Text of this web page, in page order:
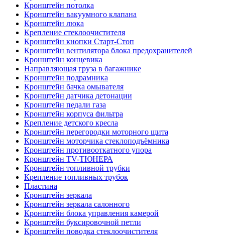
Кронштейн потолка
Кронштейн вакуумного клапана
Кронштейн люка
Крепление стеклоочистителя
Кронштейн кнопки Старт-Стоп
Кронштейн вентилятора блока предохранителей
Кронштейн концевика
Направляющая груза в багажнике
Кронштейн подрамника
Кронштейн бачка омывателя
Кронштейн датчика детонации
Кронштейн педали газа
Кронштейн корпуса фильтра
Крепление детского кресла
Кронштейн перегородки моторного щита
Кронштейн моторчика стеклоподъёмника
Кронштейн противооткатного упора
Кронштейн TV-ТЮНЕРА
Кронштейн топливной трубки
Крепление топливных трубок
Пластина
Кронштейн зеркала
Кронштейн зеркала салонного
Кронштейн блока управления камерой
Кронштейн буксировочной петли
Кронштейн поводка стеклоочистителя